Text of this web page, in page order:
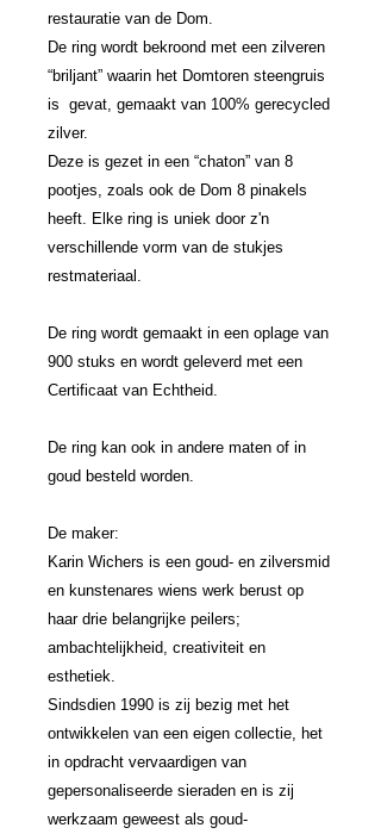
restauratie van de Dom.
De ring wordt bekroond met een zilveren
“briljant” waarin het Domtoren steengruis
is gevat, gemaakt van 100% gerecycled
zilver.
Deze is gezet in een “chaton” van 8
pootjes, zoals ook de Dom 8 pinakels
heeft. Elke ring is uniek door z'n
verschillende vorm van de stukjes
restmateriaal.
De ring wordt gemaakt in een oplage van
900 stuks en wordt geleverd met een
Certificaat van Echtheid.
De ring kan ook in andere maten of in
goud besteld worden.
De maker:
Karin Wichers is een goud- en zilversmid
en kunstenares wiens werk berust op
haar drie belangrijke peilers;
ambachtelijkheid, creativiteit en
esthetiek.
Sindsdien 1990 is zij bezig met het
ontwikkelen van een eigen collectie, het
in opdracht vervaardigen van
gepersonaliseerde sieraden en is zij
werkzaam geweest als goud-